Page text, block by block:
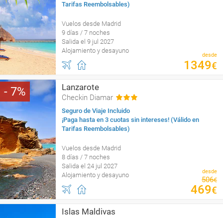
Tarifas Reembolsables)
Vuelos desde Madrid
9 días / 7 noches
Salida el 9 jul 2027
Alojamiento y desayuno
desde
1349€
7 Lanzarote
Checkin Diamar
Seguro de Viaje Incluido
¡Paga hasta en 3 cuotas sin intereses! (Válido en
Tarifas Reembolsables)
Vuelos desde Madrid
8 días / 7 noches
Salida el 24 jul 2027
Alojamiento y desayuno
desde
506€
469€
Islas Maldivas